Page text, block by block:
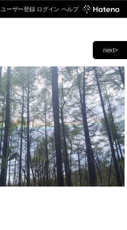
ユーザー登録 ログイン ヘルプ
next>